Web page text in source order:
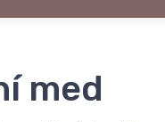
med